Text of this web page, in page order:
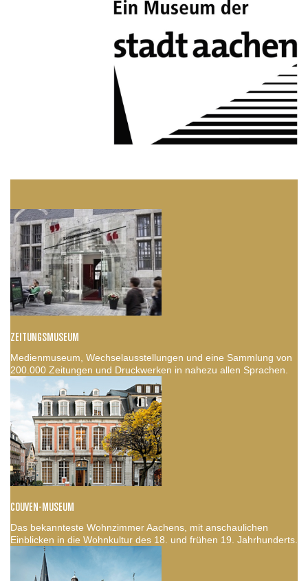
ZEITUNGSMUSEUM
Medienmuseum, Wechselausstellungen und eine Sammlung von
200.000 Zeitungen und Druckwerken in nahezu allen Sprachen.
COUVEN-MUSEUM
Das bekannteste Wohnzimmer Aachens, mit anschaulichen
Einblicken in die Wohnkultur des 18. und frühen 19. Jahrhunderts.